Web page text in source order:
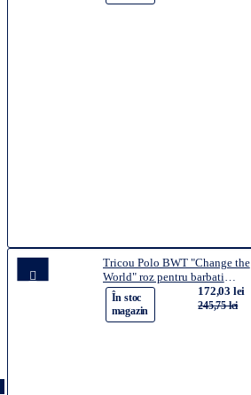
Tricou Polo BWT "Change the
World" roz pentru barbati
marimea L
În stoc
magazin
172,03 lei
245,75 lei